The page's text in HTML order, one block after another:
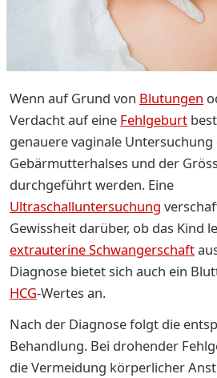
Wenn auf Grund von Blutungen
Verdacht auf eine Fehlgeburt
genauere vaginale Untersuchung
Gebärmutterhalses und der
durchgeführt werden. Eine
Ultraschalluntersuchung
Gewissheit darüber, ob das Kind
extrauterine Schwangerschaft
Diagnose bietet sich auch ein
HCG-Wertes an.
Nach der Diagnose folgt die
Behandlung. Bei drohender
die Vermeidung körperlicher